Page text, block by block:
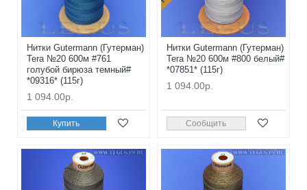
Нитки Gutermann (Гутерман)
Tera №20 600м #761
голубой бирюза темный#
*09316* (115г)
1 094.00р.
Купить
Нитки Gutermann (Гутерман)
Tera №20 600м #800 белый#
*07851* (115г)
1 094.00р.
Сообщить